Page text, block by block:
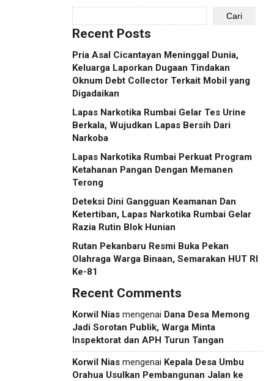
Cari
Recent Posts
Pria Asal Cicantayan Meninggal Dunia,
Keluarga Laporkan Dugaan Tindakan
Oknum Debt Collector Terkait Mobil yang
Digadaikan
Lapas Narkotika Rumbai Gelar Tes Urine
Berkala, Wujudkan Lapas Bersih Dari
Narkoba
Lapas Narkotika Rumbai Perkuat Program
Ketahanan Pangan Dengan Memanen
Terong
Deteksi Dini Gangguan Keamanan Dan
Ketertiban, Lapas Narkotika Rumbai Gelar
Razia Rutin Blok Hunian
Rutan Pekanbaru Resmi Buka Pekan
Olahraga Warga Binaan, Semarakan HUT RI
Ke-81
Recent Comments
Korwil Nias mengenai Dana Desa Memong
Jadi Sorotan Publik, Warga Minta
Inspektorat dan APH Turun Tangan
Korwil Nias mengenai Kepala Desa Umbu
Orahua Usulkan Pembangunan Jalan ke